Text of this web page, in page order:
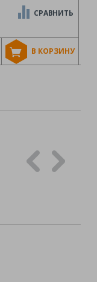
В КОРЗИНУ
СРАВНИТЬ